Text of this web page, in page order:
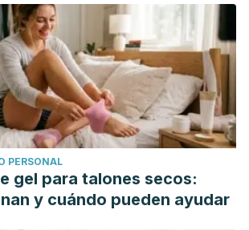
S. M., Chel Guerrero, L., & Martínez Ayala,
con actividad antioxidante de
OmniaScience Monographs.
Substituting healthy plant proteins for
risk for heart disease.
releases/2019/04/
Physician. (2009). Soy: A Complete
afp/2009/0101/p43.html
PERSONAL
gel para talones secos:
y cuándo pueden ayudar